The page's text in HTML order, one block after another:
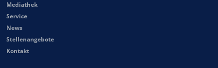
Mediathek
Service
News
Stellenangebote
Kontakt